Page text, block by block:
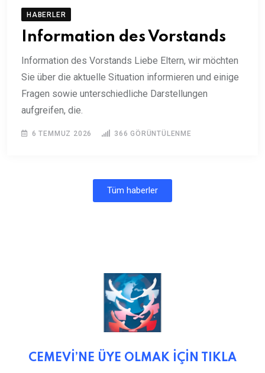
HABERLER
Information des Vorstands
Information des Vorstands Liebe Eltern, wir möchten
Sie über die aktuelle Situation informieren und einige
Fragen sowie unterschiedliche Darstellungen
aufgreifen, die.
6 TEMMUZ 2026 366 GÖRÜNTÜLENME
Tüm haberler
CEMEVİ’NE ÜYE OLMAK İÇİN TIKLA